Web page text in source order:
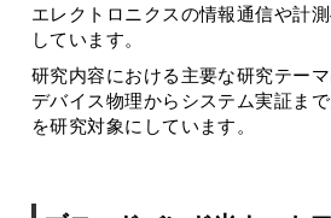
エレクトロニクスの情報通信や計
しています。
研究内容における主要な研究テーマ
デバイス物理からシステム実証ま
を研究対象にしています。